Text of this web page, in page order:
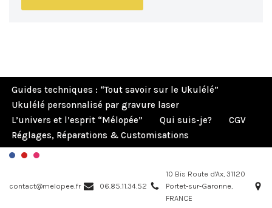
Guides techniques : “Tout savoir sur le Ukulélé”
Ukulélé personnalisé par gravure laser
L’univers et l’esprit “Mélopée”
Qui suis-je?
CGV
Réglages, Réparations & Customisations
contact@melopee.fr 06.85.11.34.52
10 Bis Route d'Ax, 31120
Portet-sur-Garonne,
FRANCE